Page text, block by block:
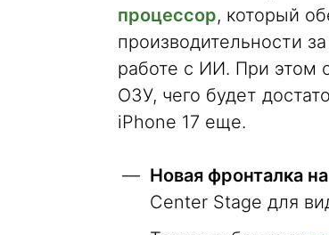
процессор, который
производительности
работе с ИИ. При этом
ОЗУ, чего будет
iPhone 17 еще.
Новая фронталка
Center Stage для